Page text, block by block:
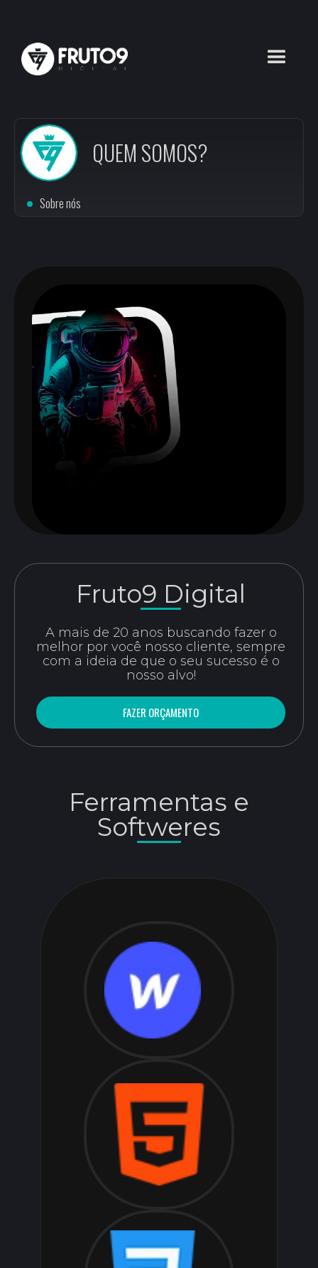
QUEM SOMOS?
Sobre nós
Fruto9 Digital
A mais de 20 anos buscando fazer o
melhor por você nosso cliente, sempre
com a ideia de que o seu sucesso é o
nosso alvo!
FAZER ORÇAMENTO
Ferramentas e
Softweres